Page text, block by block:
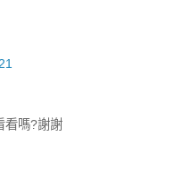
看嗎?謝謝